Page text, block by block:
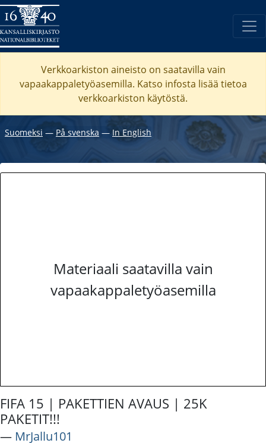
Verkkoarkiston aineisto on saatavilla vain
vapaakappaletyöasemilla. Katso infosta lisää tietoa
verkkoarkiston käytöstä.
Suomeksi ― På svenska ― In English
Materiaali saatavilla vain
vapaakappaletyöasemilla
FIFA 15 | PAKETTIEN AVAUS | 25K
PAKETIT!!!
― MrJallu101